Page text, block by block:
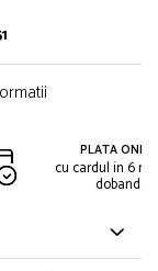
PLATA
cu cardul in 6
dobanda